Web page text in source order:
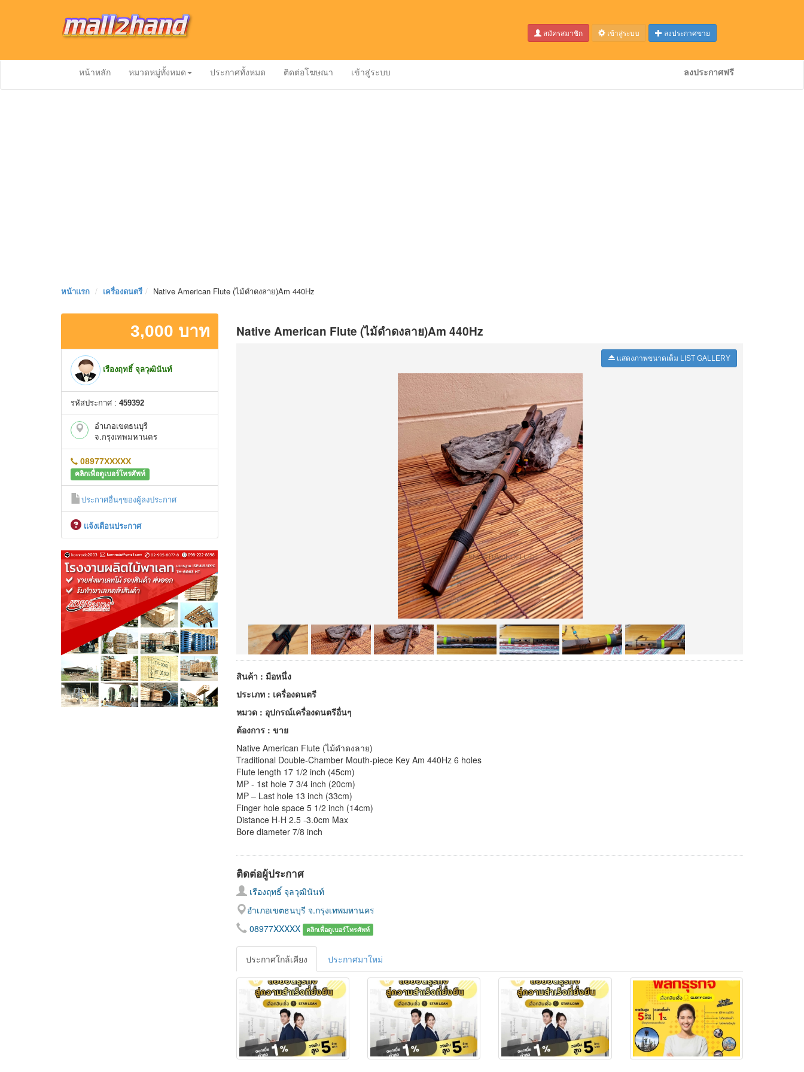
สมัครสมาชิก เข้าสู่ระบบ ลงประกาศขาย
หน้าหลัก หมวดหมู่ทั้งหมด ประกาศทั้งหมด ติดต่อโฆษณา เข้าสู่ระบบ ลงประกาศฟรี
หน้าเเรก เครื่องดนตรี Native American Flute (ไม้ดำดงลาย)Am 440Hz
3,000 บาท
เรืองฤทธิ์ จุลวุฒินันท์
รหัสประกาศ : 459392
อำเภอเขตธนบุรี
จ.กรุงเทพมหานคร
08977XXXXX
คลิกเพื่อดูเบอร์โทรศัพท์
ประกาศอื่นๆของผู้ลงประกาศ
เเจ้งเตือนประกาศ
Native American Flute (ไม้ดำดงลาย)Am 440Hz
เเสดงภาพขนาดเต็ม LIST GALLERY
สินค้า : มือหนึ่ง
ประเภท : เครื่องดนตรี
หมวด : อุปกรณ์เครื่องดนตรีอื่นๆ
ต้องการ : ขาย
Native American Flute (ไม้ดำดงลาย)
Traditional Double-Chamber Mouth-piece Key Am 440Hz 6 holes
Flute length 17 1/2 inch (45cm)
MP - 1st hole 7 3/4 inch (20cm)
MP – Last hole 13 inch (33cm)
Finger hole space 5 1/2 inch (14cm)
Distance H-H 2.5 -3.0cm Max
Bore diameter 7/8 inch
ติดต่อผู้ประกาศ
เรืองฤทธิ์ จุลวุฒินันท์
อำเภอเขตธนบุรี จ.กรุงเทพมหานคร
08977XXXXX
คลิกเพื่อดูเบอร์โทรศัพท์
ประกาศใกล้เคียง ประกาศมาใหม่